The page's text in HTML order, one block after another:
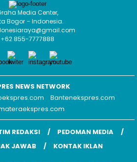
Media Center,
Bogor – Indonesia.
+62 855-7777888
NEWS NETWORK
Bantenekspres.com
REDAKSI
PEDOMAN MEDIA
JAWAB KONTAK IKLAN